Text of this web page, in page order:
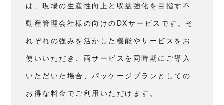
は、現場の生産性向上と収益強化を目指す不
動産管理会社様の向けのDXサービスです。そ
れぞれの強みを活かした機能やサービスをお
使いいただき、両サービスを同時期にご導入
いただいた場合、パッケージプランとしての
お得な料金でご利用いただけます。